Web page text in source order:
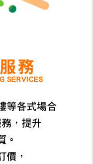
務
SERVICES
等各式場合
務，提升
。
價，